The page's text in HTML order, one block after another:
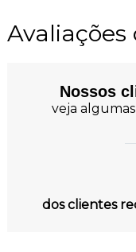
Avaliações
Nossos
veja
dos clientes